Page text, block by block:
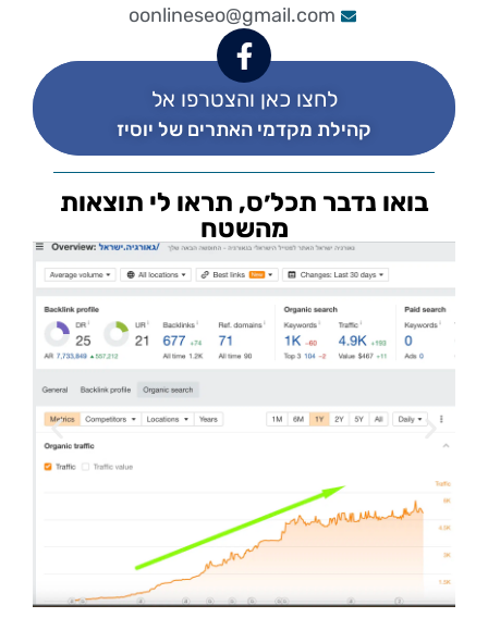
oonlineseo@gmail.com
לחצו כאן והצטרפו אל
קהילת מקדמי האתרים של יוסיז
בואו נדבר תכל׳ס, תראו לי תוצאות
מהשטח